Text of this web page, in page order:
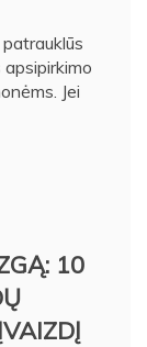
Jei
10